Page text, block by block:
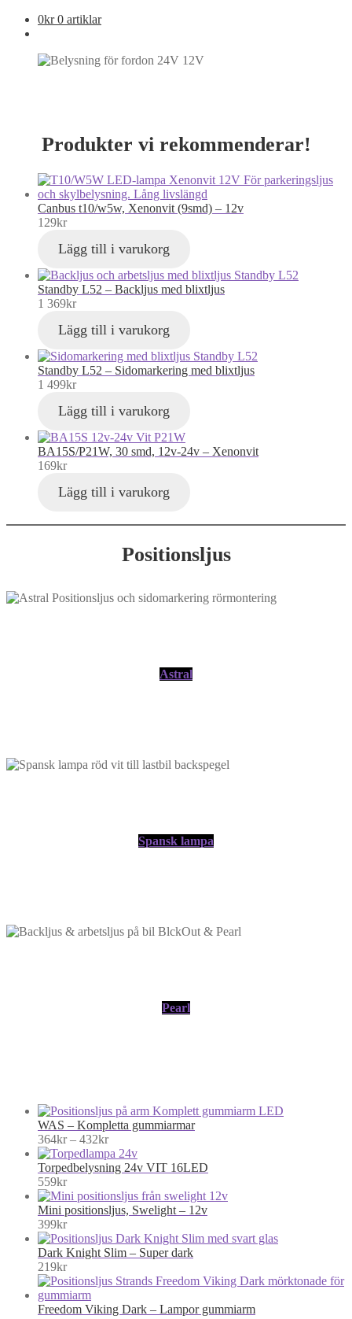
0kr 0 artiklar
Produkter vi rekommenderar!
Canbus t10/w5w, Xenonvit (9smd) – 12v
129kr
Lägg till i varukorg
Standby L52 – Backljus med blixtljus
1 369kr
Lägg till i varukorg
Standby L52 – Sidomarkering med blixtljus
1 499kr
Lägg till i varukorg
BA15S/P21W, 30 smd, 12v-24v – Xenonvit
169kr
Lägg till i varukorg
Positionsljus
Astral
Spansk lampa
Pearl
WAS – Kompletta gummiarmar
364kr – 432krPrice
range:
364kr
432kr
Torpedbelysning 24v VIT 16LED
559kr
Mini positionsljus, Swelight – 12v
399kr
Dark Knight Slim – Super dark
219kr
Freedom Viking Dark – Lampor gummiarm